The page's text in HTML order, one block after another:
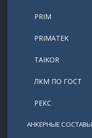
PRIM
PRIMATEK
TAIKOR
ЛКМ ПО ГОСТ
РЕКС
АНКЕРНЫЕ СОСТАВЫ